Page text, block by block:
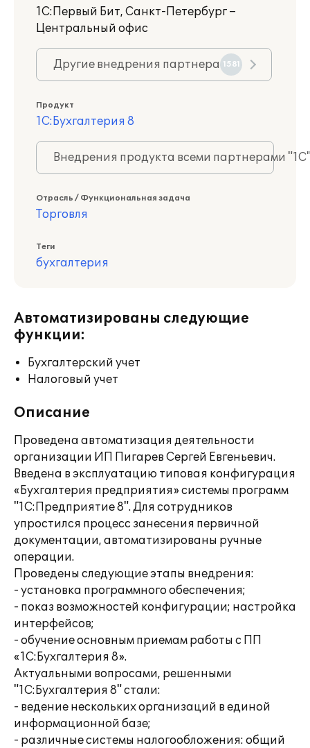
1С:Первый Бит, Санкт-Петербург –
Центральный офис
Другие внедрения партнера 1581
Продукт
1С:Бухгалтерия 8
Внедрения продукта всеми партнерами
Отрасль / Функциональная задача
Торговля
Теги
бухгалтерия
Автоматизированы следующие
функции:
Бухгалтерский учет
Налоговый учет
Описание
Проведена автоматизация деятельности
организации ИП Пигарев Сергей Евгеньевич.
Введена в эксплуатацию типовая конфигурация
«Бухгалтерия предприятия» системы программ
"1С:Предприятие 8". Для сотрудников
упростился процесс занесения первичной
документации, автоматизированы ручные
операции.
Проведены следующие этапы внедрения:
- установка программного обеспечения;
- показ возможностей конфигурации; настройка
интерфейсов;
- обучение основным приемам работы с ПП
«1С:Бухгалтерия 8».
Актуальными вопросами, решенными
"1С:Бухгалтерия 8" стали:
- ведение нескольких организаций в единой
информационной базе;
- различные системы налогообложения: общий